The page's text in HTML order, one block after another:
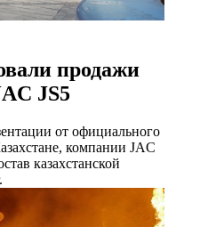
продажи
JS5
от официального
компании JAC
казахстанской